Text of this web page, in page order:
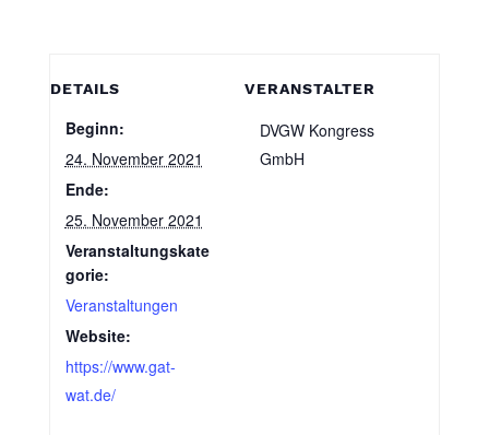
DETAILS
Beginn:
24. November 2021
Ende:
25. November 2021
Veranstaltungskate
gorie:
Veranstaltungen
Website:
https://www.gat-
wat.de/
VERANSTALTER
DVGW Kongress
GmbH